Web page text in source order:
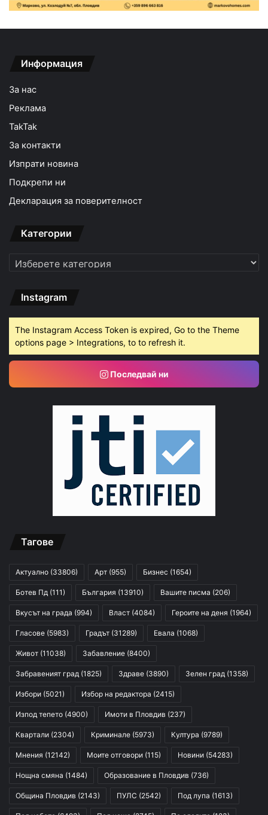
Информация
За нас
Реклама
TakTak
За контакти
Изпрати новина
Подкрепи ни
Декларация за поверителност
Категории
Категории
Instagram
The Instagram Access Token is expired, Go to the Theme
options page > Integrations, to to refresh it.
Последвай ни
Тагове
Актуално (33806) Арт (955) Бизнес (1654)
Ботев Пд (111) България (13910) Вашите писма (206)
Вкусът на града (994) Власт (4084) Героите на деня (1964)
Гласове (5983) Градът (31289) Евала (1068)
Живот (11038) Забавление (8400)
Забравеният град (1825) Здраве (3890) Зелен град (1358)
Избори (5021) Избор на редактора (2415)
Изпод тепето (4900) Имоти в Пловдив (237)
Квартали (2304) Криминале (5973) Култура (9789)
Мнения (12142) Моите отговори (115) Новини (54283)
Нощна смяна (1484) Образование в Пловдив (736)
Община Пловдив (2143) ПУЛС (2542) Под лупа (1613)